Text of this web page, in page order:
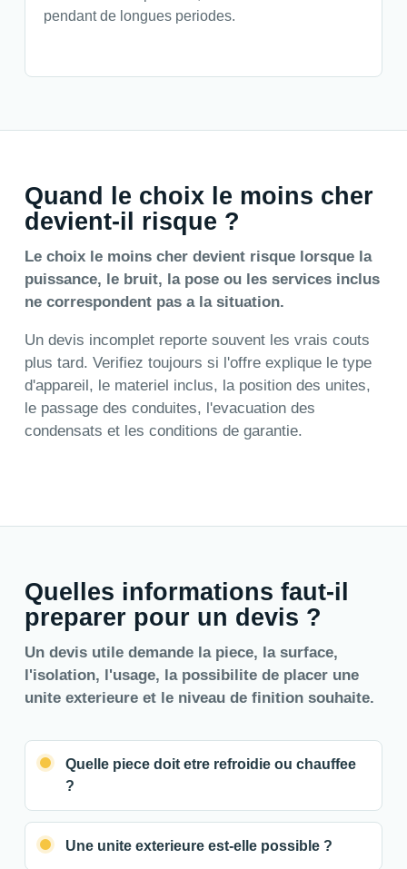
pendant de longues periodes.
Quand le choix le moins cher
devient-il risque ?
Le choix le moins cher devient risque lorsque la
puissance, le bruit, la pose ou les services inclus
ne correspondent pas a la situation.
Un devis incomplet reporte souvent les vrais couts
plus tard. Verifiez toujours si l'offre explique le type
d'appareil, le materiel inclus, la position des unites,
le passage des conduites, l'evacuation des
condensats et les conditions de garantie.
Quelles informations faut-il
preparer pour un devis ?
Un devis utile demande la piece, la surface,
l'isolation, l'usage, la possibilite de placer une
unite exterieure et le niveau de finition souhaite.
Quelle piece doit etre refroidie ou chauffee
?
Une unite exterieure est-elle possible ?